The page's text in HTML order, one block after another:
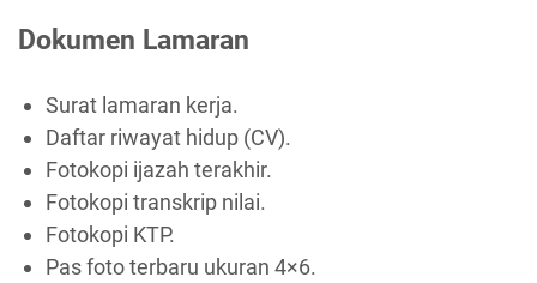
Dokumen Lamaran
Surat lamaran kerja.
Daftar riwayat hidup (CV).
Fotokopi ijazah terakhir.
Fotokopi transkrip nilai.
Fotokopi KTP.
Pas foto terbaru ukuran 4×6.